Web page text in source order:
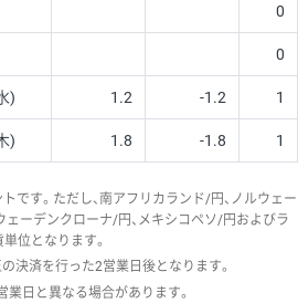
0
0
) 1.2 -1.2 1
) 1.8 -1.8 1
です。ただし、南アフリカランド/円、ノルウェー
ェーデンクローナ/円、メキシコペソ/円およびラ
位となります。
決済を行った2営業日後となります。
日と異なる場合があります。